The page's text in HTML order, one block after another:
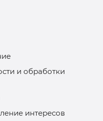
и обработки
интересов